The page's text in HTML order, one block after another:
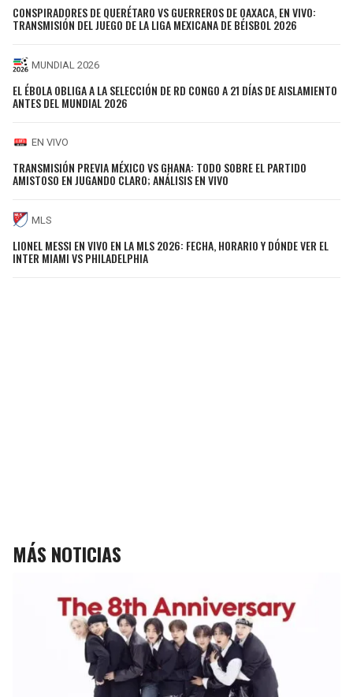
CONSPIRADORES DE QUERÉTARO VS GUERREROS DE OAXACA, EN VIVO:
TRANSMISIÓN DEL JUEGO DE LA LIGA MEXICANA DE BÉISBOL 2026
MUNDIAL 2026
EL ÉBOLA OBLIGA A LA SELECCIÓN DE RD CONGO A 21 DÍAS DE AISLAMIENTO
ANTES DEL MUNDIAL 2026
EN VIVO
TRANSMISIÓN PREVIA MÉXICO VS GHANA: TODO SOBRE EL PARTIDO
AMISTOSO EN JUGANDO CLARO; ANÁLISIS EN VIVO
MLS
LIONEL MESSI EN VIVO EN LA MLS 2026: FECHA, HORARIO Y DÓNDE VER EL
INTER MIAMI VS PHILADELPHIA
MÁS NOTICIAS